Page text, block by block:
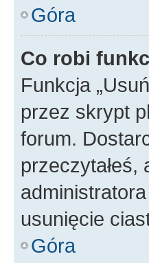
Góra
Co robi
Funkcja
przez skrypt
forum.
przeczytałeś,
usunięcie
Góra